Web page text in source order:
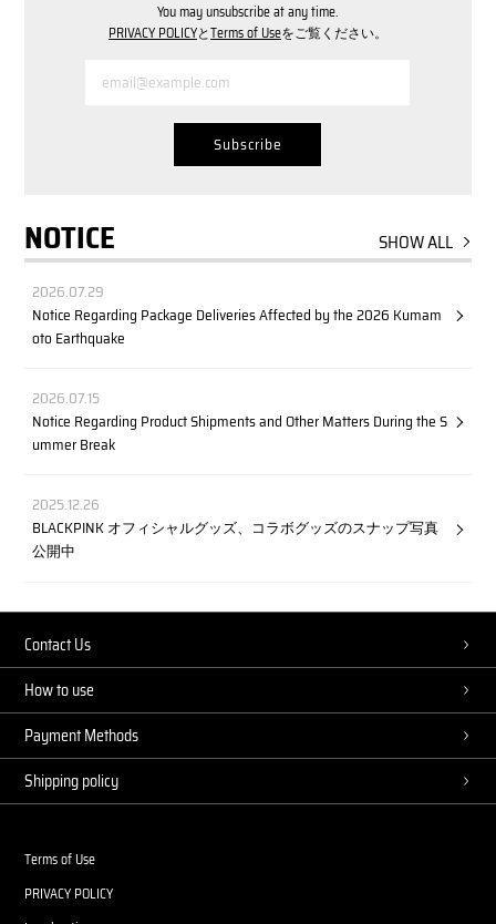
You may unsubscribe at any time.
PRIVACY POLICYとTerms of Useをご覧ください。
NOTICE SHOW ALL
2026.07.29
Notice Regarding Package Deliveries Affected by the 2026 Kumam
oto Earthquake
2026.07.15
Notice Regarding Product Shipments and Other Matters During the S
ummer Break
2025.12.26
BLACKPINK オフィシャルグッズ、コラボグッズのスナップ写真
公開中
Contact Us
How to use
Payment Methods
Shipping policy
Terms of Use
PRIVACY POLICY